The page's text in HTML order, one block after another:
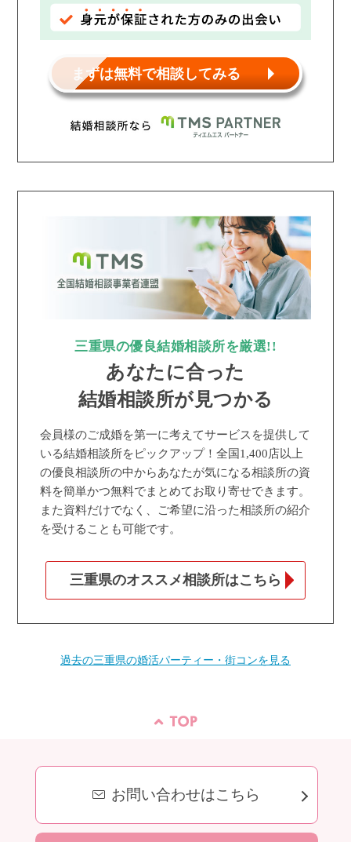
まずは無料で相談してみる
三重県の優良結婚相談所を厳選!!
あなたに合った
結婚相談所が見つかる
会員様のご成婚を第一に考えてサービスを提供して
いる結婚相談所をピックアップ！全国1,400店以上
の優良相談所の中からあなたが気になる相談所の資
料を簡単かつ無料でまとめてお取り寄せできます。
また資料だけでなく、ご希望に沿った相談所の紹介
を受けることも可能です。
三重県のオススメ相談所はこちら
過去の三重県の婚活パーティー・街コンを見る
お問い合わせはこちら